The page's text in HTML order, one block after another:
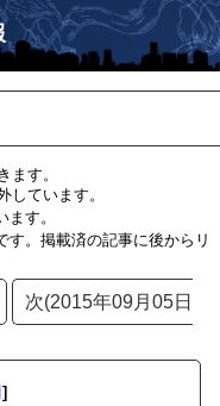
す。
ています。
す。
。掲載済の記事に後からリ
次(2015年09月05日
]